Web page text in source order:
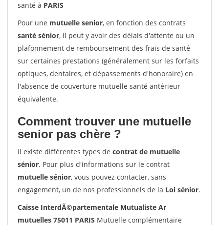
santé à PARIS
Pour une mutuelle senior, en fonction des contrats
santé sénior, il peut y avoir des délais d'attente ou un
plafonnement de remboursement des frais de santé
sur certaines prestations (généralement sur les forfaits
optiques, dentaires, et dépassements d'honoraire) en
l'absence de couverture mutuelle santé antérieur
équivalente.
Comment trouver une mutuelle
senior pas chère ?
Il existe différentes types de contrat de mutuelle
sénior. Pour plus d'informations sur le contrat
mutuelle sénior, vous pouvez contacter, sans
engagement, un de nos professionnels de la Loi sénior.
Caisse InterdÃ©partementale Mutualiste Ar
mutuelles 75011 PARIS Mutuelle complémentaire